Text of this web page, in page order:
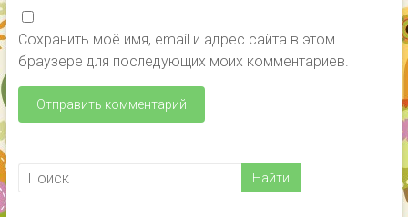
Сохранить моё имя, email и адрес сайта в этом
браузере для последующих моих комментариев.